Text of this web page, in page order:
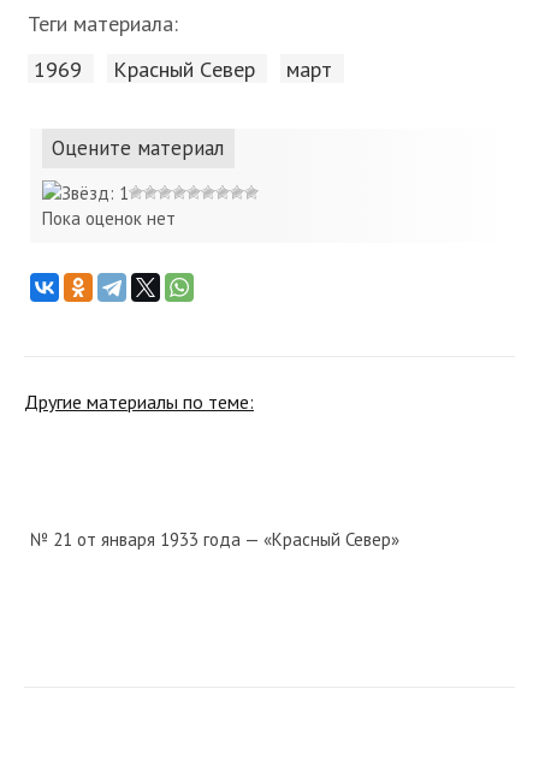
Теги материала:
1969 Красный Cевер март
Оцените материал
Пока оценок нет
Другие материалы по теме:
№ 21 от января 1933 года — «Красный Север»